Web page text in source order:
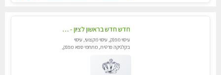
חדש חדש בראשון לציון - כל סוגי העיסויים מעסה מקצועית ואיכותית פרטי!!!לא עונה לחסוי !
עיסוי מפנק, עיסוי מקצועי, עיסוי
בקלניקה פרטית, מתחמי ספא מפנק,